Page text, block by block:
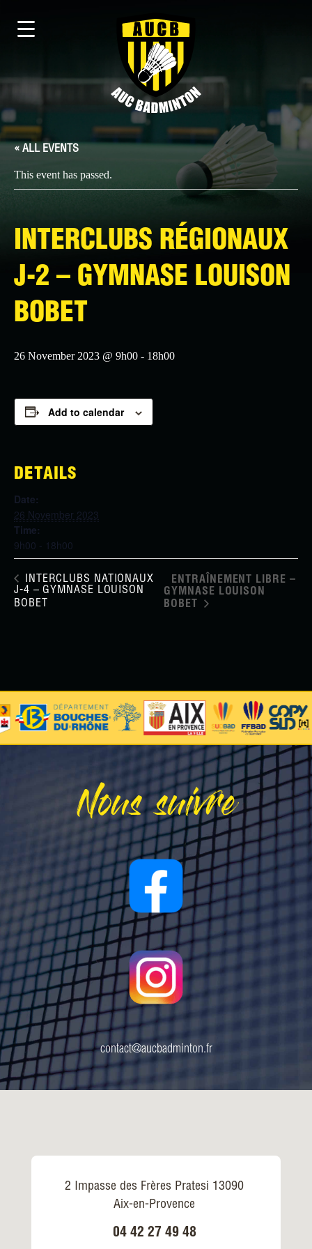
« ALL EVENTS
This event has passed.
INTERCLUBS RÉGIONAUX
J-2 – GYMNASE LOUISON
BOBET
26 November 2023 @ 9h00 - 18h00
Add to calendar
DETAILS
Date:
26 November 2023
Time:
9h00 - 18h00
INTERCLUBS NATIONAUX
J-4 – GYMNASE LOUISON
BOBET
ENTRAÎNEMENT LIBRE –
GYMNASE LOUISON
BOBET
Nous suivre
contact@aucbadminton.fr
2 Impasse des Frères Pratesi 13090
Aix-en-Provence
04 42 27 49 48